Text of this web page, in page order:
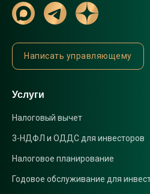
Услуги
Годовое обслуживание для
Налоговое планирование
3-НДФЛ и ОДДС для инвесторов
Налоговый вычет
Написать управляющему